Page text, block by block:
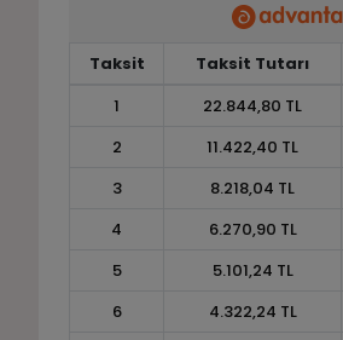
Taksit Taksit Tutarı
1
22.844,80 TL
2
11.422,40 TL
3
8.218,04 TL
4
6.270,90 TL
5
5.101,24 TL
6
4.322,24 TL